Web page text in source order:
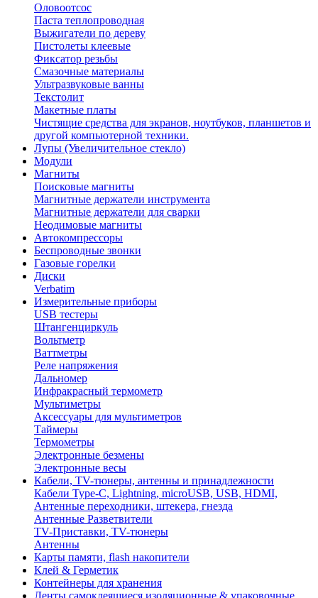
Оловоотсос
Паста теплопроводная
Выжигатели по дереву
Пистолеты клеевые
Фиксатор резьбы
Смазочные материалы
Ультразвуковые ванны
Текстолит
Макетные платы
Чистящие средства для экранов, ноутбуков, планшетов и
другой компьютерной техники.
Лупы (Увеличительное стекло)
Модули
Магниты
Поисковые магниты
Магнитные держатели инструмента
Магнитные держатели для сварки
Неодимовые магниты
Автокомпрессоры
Беспроводные звонки
Газовые горелки
Диски
Verbatim
Измерительные приборы
USB тестеры
Штангенциркуль
Вольтметр
Ваттметры
Реле напряжения
Дальномер
Инфракрасный термометр
Мультиметры
Аксессуары для мультиметров
Таймеры
Термометры
Электронные безмены
Электронные весы
Кабели, TV-тюнеры, антенны и принадлежности
Кабели Type-C, Lightning, microUSB, USB, HDMI,
Антенные переходники, штекера, гнезда
Антенные Разветвители
TV-Приставки, TV-тюнеры
Антенны
Карты памяти, flash накопители
Клей & Герметик
Контейнеры для хранения
Ленты самоклеящиеся изоляционные & упаковочные